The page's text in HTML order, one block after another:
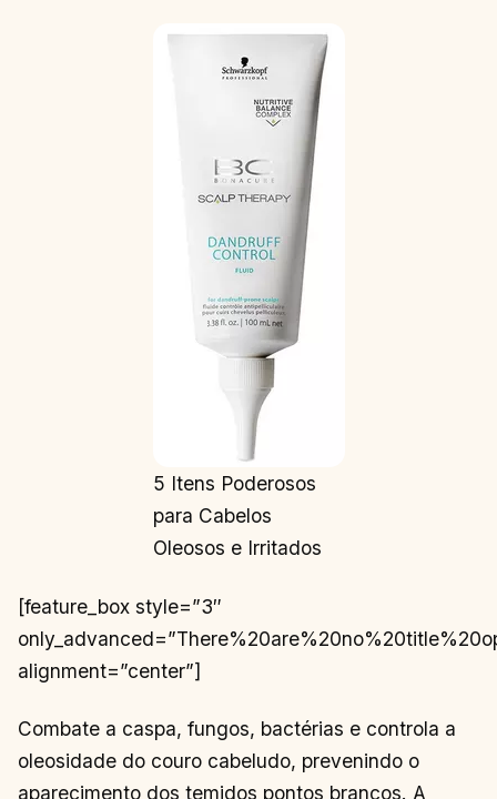
5 Itens Poderosos
para Cabelos
Oleosos e Irritados
[feature_box style=”3″
alignment=”center”]
Combate a caspa, fungos, bactérias e controla a
oleosidade do couro cabeludo, prevenindo o
aparecimento dos temidos pontos brancos. A